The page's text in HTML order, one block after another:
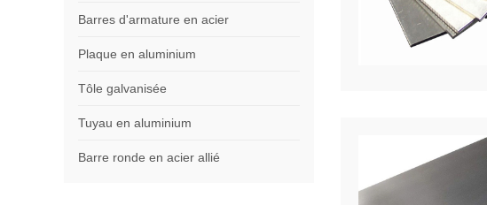
Barres d'armature en acier
Plaque en aluminium
Tôle galvanisée
Tuyau en aluminium
Barre ronde en acier allié